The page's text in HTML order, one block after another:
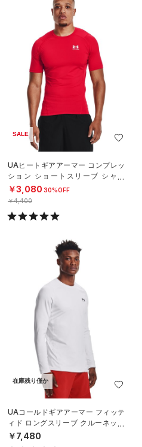
SALE
UAヒートギアアーマー コンプレッ
ション ショートスリーブ シャツ
（トレーニング/MEN）
￥3,080 30%OFF
￥4,400
在庫残り僅か
UAコールドギアアーマー フィッテ
ィド ロングスリーブ クルーネック
シャツ（トレーニング/MEN）
￥7,480